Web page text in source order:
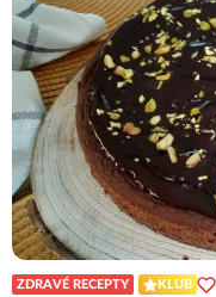
ZDRAVÉ RECEPTY KLUB